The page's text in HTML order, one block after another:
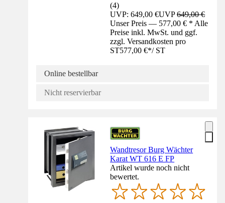
(4)
UVP: 649,00 €UVP649,00 €
Unser Preis — 577,00 € * Alle
Preise inkl. MwSt. und ggf.
zzgl. Versandkosten pro
ST577,00 €*/ ST
Online bestellbar
Nicht reservierbar
Wandtresor Burg Wächter
Karat WT 616 E FP
Artikel wurde noch nicht
bewertet.